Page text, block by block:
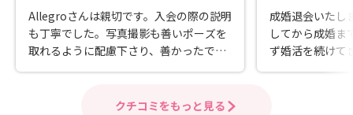
Allegroさんは親切です。入会の際の説明
も丁寧でした。写真撮影も善いポーズを
取れるように配慮下さり、善かったで
す。私は、意気揚々と取り組み始めまし
出ないのはわかっているのですが、
成婚退会いたし
してから成婚ま
ず婚活を続けて
さんとは同世代
クチコミをもっと見る